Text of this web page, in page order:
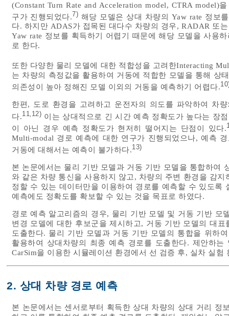
(Constant Turn Rate and Acceleration model, CTRA model)
구가 진행되었다.7) 해당 모델은 상대 차량의 Yaw rate 정보
다. 하지만 ADAS가 접목된 대다수 차량의 경우, RADAR 또
Yaw rate 정보를 획득하기 어렵기 때문에 해당 모델을 사용
로 한다.
또한 다양한 물리 모델에 대한 적합성을 고려한Interacting
는 차량의 측정값을 활용하여 거동에 적합한 모델을 통해 상
의존성이 높아 정해진 모델 이외의 거동을 예측하기 어렵다.
한편, 도로 환경을 고려하고 운전자의 의도를 파악하여 차
다.11, 12) 이는 상대적으로 긴 시간 예측 정확도가 높다는 장
이 아닌 경우 예측 정확도가 현저히 떨어지는 단점이 있다.
Multi-modal 경로 예측에 대한 연구가 진행되었으나, 예측
거동에 대해서는 예측이 불가하다.13)
본 논문에서는 물리 기반 모델과 거동 기반 모델을 통합하여
와 같은 차량 통신을 사용하지 않고, 차량의 주변 환경을 감
정할 수 있는 데이터만을 이용하여 경로를 예측할 수 있도록
예측에도 정확도를 확보할 수 있는 것을 목표로 하였다.
경로 예측 알고리즘의 경우, 물리 기반 모델 및 거동 기반 모
변경 모델에 대한 후보군을 제시하고, 거동 기반 모델의 대
도출한다. 물리 기반 모델과 거동 기반 모델의 통합을 위하
활용하여 상대차량의 최종 예측 경로를 도출한다. 제안하
CarSim을 이용한 시뮬레이션 환경에서 선 검증 후, 실차 실
2. 상대 차량 경로 예측
본 논문에서는 센서로부터 획득한 상대 차량의 상대 거리 정